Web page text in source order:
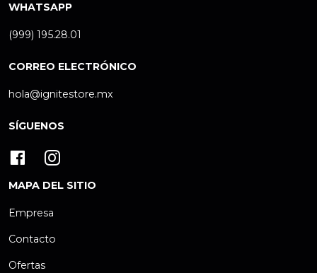
WHATSAPP
(999) 195.28.01
CORREO ELECTRÓNICO
hola@ignitestore.mx
SÍGUENOS
MAPA DEL SITIO
Empresa
Contacto
Ofertas